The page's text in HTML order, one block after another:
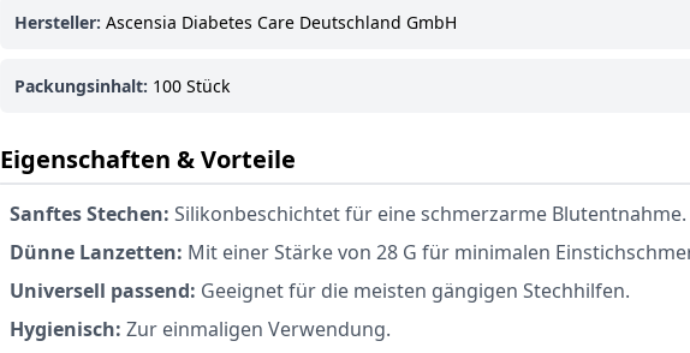
Hersteller: Ascensia Diabetes Care Deutschland GmbH
Packungsinhalt: 100 Stück
Eigenschaften & Vorteile
Sanftes Stechen: Silikonbeschichtet für eine schmerzarme Blutentnahme.
Dünne Lanzetten: Mit einer Stärke von 28 G für minimalen
Universell passend: Geeignet für die meisten gängigen Stechhilfen.
Hygienisch: Zur einmaligen Verwendung.